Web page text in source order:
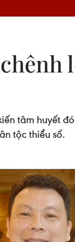
tâm huyết
tộc thiểu số.